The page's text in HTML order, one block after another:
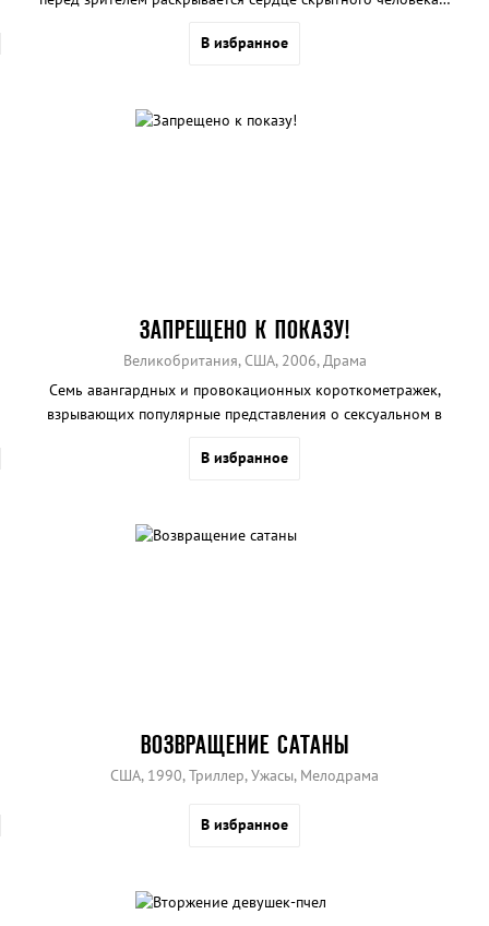
В избранное
ЗАПРЕЩЕНО К ПОКАЗУ!
Великобритания, США, 2006, Драма
Семь авангардных и провокационных короткометражек,
взрывающих популярные представления о сексуальном в
В избранное
ВОЗВРАЩЕНИЕ САТАНЫ
США, 1990, Триллер, Ужасы, Мелодрама
В избранное